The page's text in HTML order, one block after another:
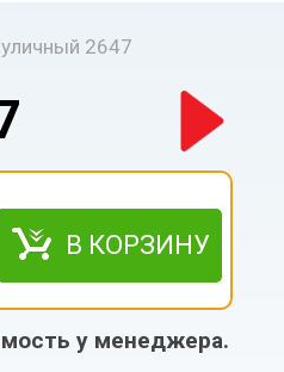
2647
В КОРЗИНУ
у менеджера.